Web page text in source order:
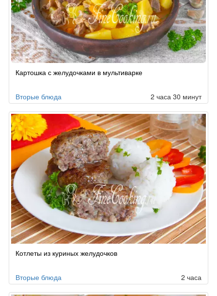
поКартошка с желудочками в мультиварке
Вторые блюда 2 часа 30 минут
Котлеты из куриных желудочков
Вторые блюда 2 часа